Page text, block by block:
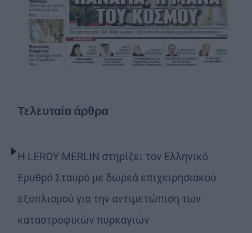
Τελευταία άρθρα
Η LEROY MERLIN στηρίζει τον Ελληνικό
Ερυθρό Σταυρό με δωρεά επιχειρησιακού
εξοπλισμού για την αντιμετώπιση των
καταστροφικών πυρκαγιών